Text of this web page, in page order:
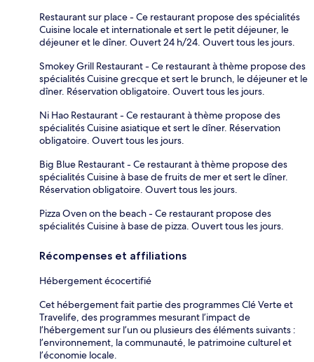
Restaurant sur place - Ce restaurant propose des spécialités
Cuisine locale et internationale et sert le petit déjeuner, le
déjeuner et le dîner. Ouvert 24 h/24. Ouvert tous les jours.
Smokey Grill Restaurant - Ce restaurant à thème propose des
spécialités Cuisine grecque et sert le brunch, le déjeuner et le
dîner. Réservation obligatoire. Ouvert tous les jours.
Ni Hao Restaurant - Ce restaurant à thème propose des
spécialités Cuisine asiatique et sert le dîner. Réservation
obligatoire. Ouvert tous les jours.
Big Blue Restaurant - Ce restaurant à thème propose des
spécialités Cuisine à base de fruits de mer et sert le dîner.
Réservation obligatoire. Ouvert tous les jours.
Pizza Oven on the beach - Ce restaurant propose des
spécialités Cuisine à base de pizza. Ouvert tous les jours.
Récompenses et affiliations
Hébergement écocertifié
Cet hébergement fait partie des programmes Clé Verte et
Travelife, des programmes mesurant l’impact de
l’hébergement sur l’un ou plusieurs des éléments suivants :
l’environnement, la communauté, le patrimoine culturel et
l’économie locale.